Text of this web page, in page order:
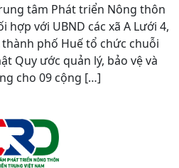
tâm Phát triển Nông thôn
hợp với UBND các xã A Lưới 4,
phố Huế tổ chức chuỗi
Quy ước quản lý, bảo vệ và
cho 09 cộng […]